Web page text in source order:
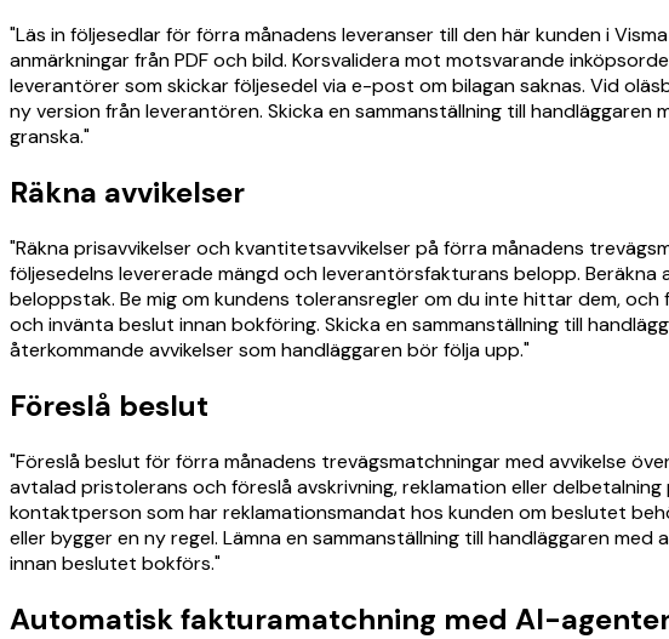
"Läs in följesedlar för förra månadens leveranser till den här kunden i
anmärkningar från PDF och bild. Korsvalidera mot motsvarande
leverantörer som skickar följesedel via e-post om bilagan saknas. Vid
ny version från leverantören. Skicka en sammanställning till
granska."
Räkna avvikelser
"Räkna prisavvikelser och kvantitetsavvikelser på förra månadens
följesedelns levererade mängd och leverantörsfakturans belopp.
beloppstak. Be mig om kundens toleransregler om du inte hittar dem,
och invänta beslut innan bokföring. Skicka en sammanställning till
återkommande avvikelser som handläggaren bör följa upp."
Föreslå beslut
"Föreslå beslut för förra månadens trevägsmatchningar med avvikelse
avtalad pristolerans och föreslå avskrivning, reklamation eller
kontaktperson som har reklamationsmandat hos kunden om beslutet
eller bygger en ny regel. Lämna en sammanställning till handläggaren
innan beslutet bokförs."
Automatisk fakturamatchning med AI-